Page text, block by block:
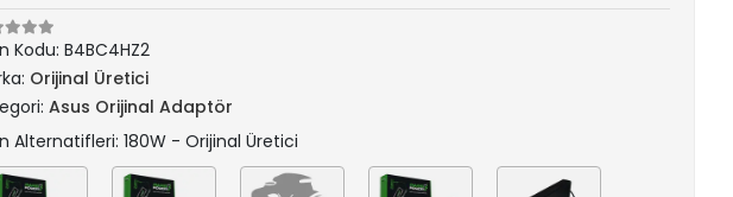
Kodu: B4BC4HZ2
Orijinal Üretici
Asus Orijinal Adaptör
Alternatifleri: 180W - Orijinal Üretici